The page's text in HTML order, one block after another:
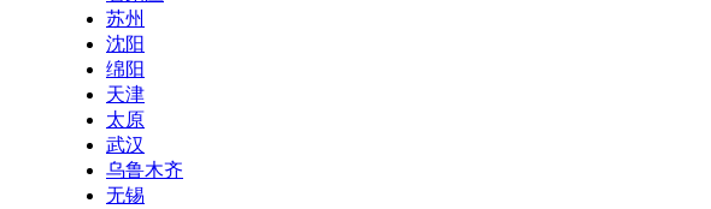
苏州
沈阳
绵阳
天津
太原
武汉
乌鲁木齐
无锡